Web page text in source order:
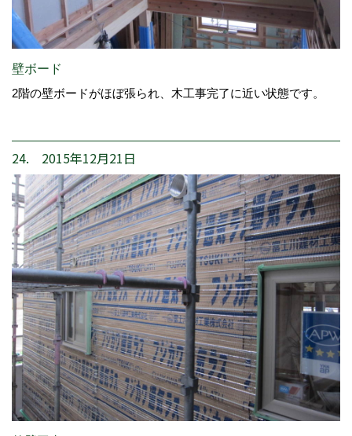
壁ボード
2階の壁ボードがほぼ張られ、木工事完了に近い状態です。
24. 2015年12月21日